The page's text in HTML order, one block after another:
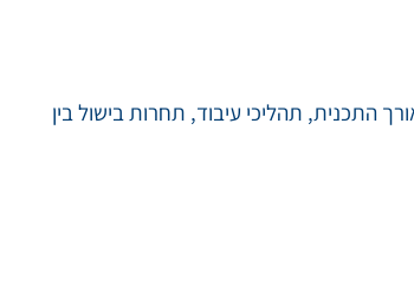
התכנית, תהליכי עיבוד, תחרות בישול בין